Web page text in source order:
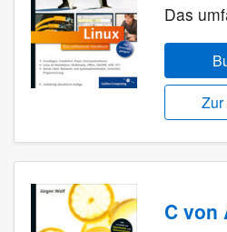
Das
C von